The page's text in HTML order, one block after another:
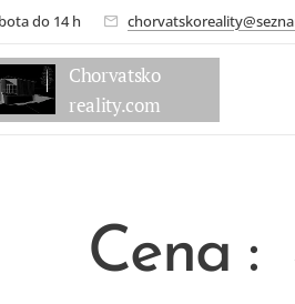
do 14 h
Chorvatsko
reality.com
Cena